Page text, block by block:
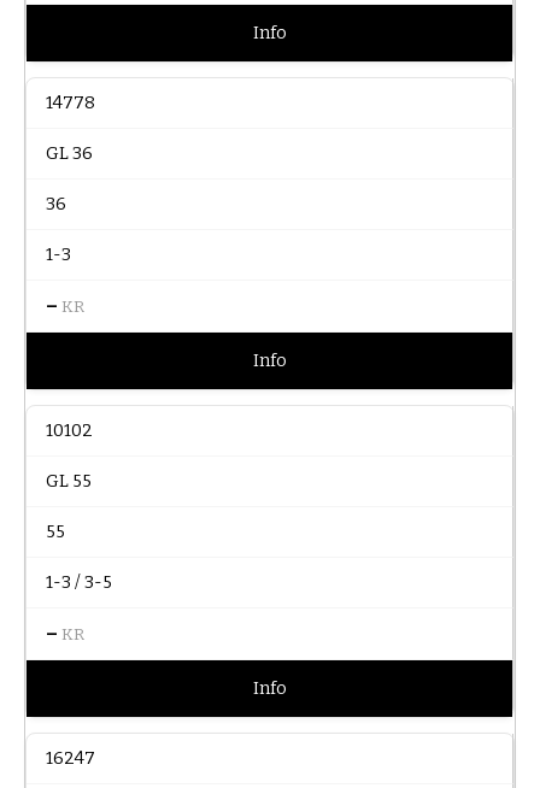
Info
14778
GL 36
36
1-3
– KR
Info
10102
GL 55
55
1-3 / 3-5
– KR
Info
16247